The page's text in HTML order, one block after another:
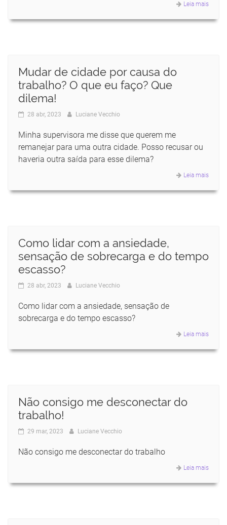
Leia mais
Mudar de cidade por causa do
trabalho? O que eu faço? Que
dilema!
28 abr, 2023 Luciane Vecchio
Minha supervisora me disse que querem me
remanejar para uma outra cidade. Posso recusar ou
haveria outra saída para esse dilema?
Leia mais
Como lidar com a ansiedade,
sensação de sobrecarga e do tempo
escasso?
28 abr, 2023 Luciane Vecchio
Como lidar com a ansiedade, sensação de
sobrecarga e do tempo escasso?
Leia mais
Não consigo me desconectar do
trabalho!
29 mar, 2023 Luciane Vecchio
Não consigo me desconectar do trabalho
Leia mais